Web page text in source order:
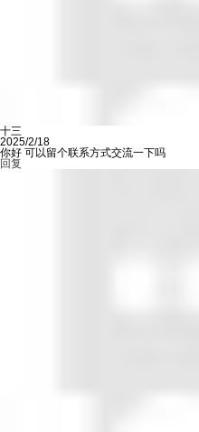
十三
2025/2/18
你好 可以留个联系方式交流一下吗
回复